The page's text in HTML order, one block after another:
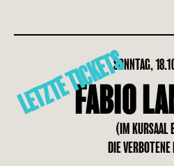
SONNTAG,
LETZTE TICKETS
FABIO
(IM KURSAAL
DIE